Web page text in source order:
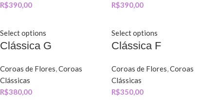
R$390,00
R$390,00
Select options
Clássica G
Coroas de Flores,Coroas
Clássicas
R$380,00
Select options
Clássica F
Coroas de Flores,Coroas
Clássicas
R$350,00